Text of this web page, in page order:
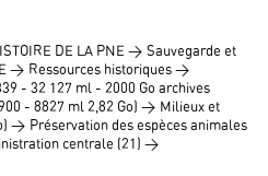
DE LA PNE > Sauvegarde et
> Ressources historiques >
- 32 127 ml - 2000 Go archives
- 8827 ml 2,82 Go) > Milieux et
> Préservation des espèces animales
centrale (21) >